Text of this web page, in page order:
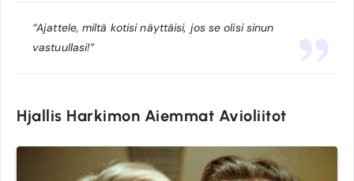
“Ajattele, miltä kotisi näyttäisi, jos se olisi sinun
vastuullasi!”
Hjallis Harkimon Aiemmat Avioliitot